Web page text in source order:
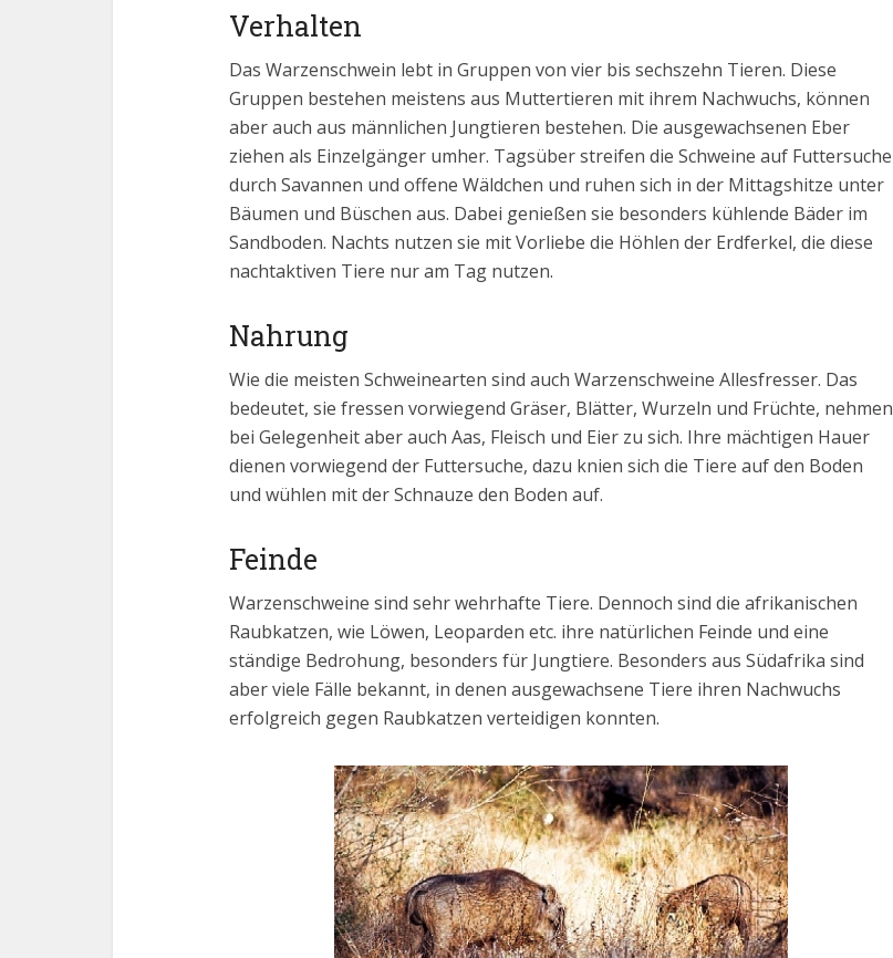
Verhalten
Das Warzenschwein lebt in Gruppen von vier bis sechszehn Tieren. Diese
Gruppen bestehen meistens aus Muttertieren mit ihrem Nachwuchs, können
aber auch aus männlichen Jungtieren bestehen. Die ausgewachsenen Eber
ziehen als Einzelgänger umher. Tagsüber streifen die Schweine auf Futtersuche
durch Savannen und offene Wäldchen und ruhen sich in der Mittagshitze unter
Bäumen und Büschen aus. Dabei genießen sie besonders kühlende Bäder im
Sandboden. Nachts nutzen sie mit Vorliebe die Höhlen der Erdferkel, die diese
nachtaktiven Tiere nur am Tag nutzen.
Nahrung
Wie die meisten Schweinearten sind auch Warzenschweine Allesfresser. Das
bedeutet, sie fressen vorwiegend Gräser, Blätter, Wurzeln und Früchte, nehmen
bei Gelegenheit aber auch Aas, Fleisch und Eier zu sich. Ihre mächtigen Hauer
dienen vorwiegend der Futtersuche, dazu knien sich die Tiere auf den Boden
und wühlen mit der Schnauze den Boden auf.
Feinde
Warzenschweine sind sehr wehrhafte Tiere. Dennoch sind die afrikanischen
Raubkatzen, wie Löwen, Leoparden etc. ihre natürlichen Feinde und eine
ständige Bedrohung, besonders für Jungtiere. Besonders aus Südafrika sind
aber viele Fälle bekannt, in denen ausgewachsene Tiere ihren Nachwuchs
erfolgreich gegen Raubkatzen verteidigen konnten.